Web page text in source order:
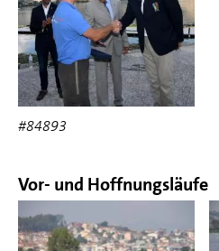
#84893
Vor- und Hoffnungsläufe